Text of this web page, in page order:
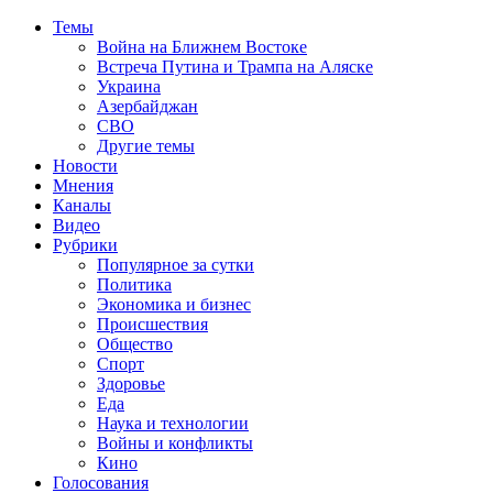
Темы
Война на Ближнем Востоке
Встреча Путина и Трампа на Аляске
Украина
Азербайджан
СВО
Другие темы
Новости
Мнения
Каналы
Видео
Рубрики
Популярное за сутки
Политика
Экономика и бизнес
Происшествия
Общество
Спорт
Здоровье
Еда
Наука и технологии
Войны и конфликты
Кино
Голосования